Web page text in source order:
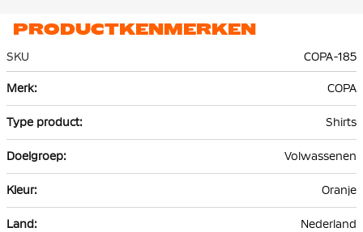
PRODUCTKENMERKEN
SKU
COPA-185
informatie
COPA
Shirts
Volwassenen
Oranje
Nederland